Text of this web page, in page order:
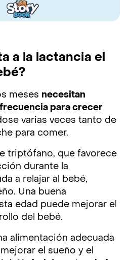
a la lactancia el
meses necesitan
para crecer
varias veces tanto de
para comer.
triptófano, que favorece
durante la
a relajar al bebé,
Una buena
edad puede mejorar el
del bebé.
alimentación adecuada
el sueño y el